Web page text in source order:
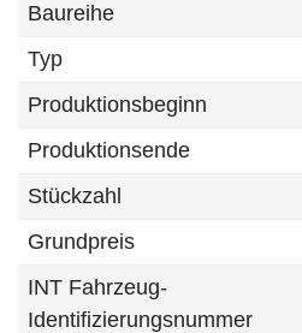
Baureihe
Typ
Produktionsbeginn
Produktionsende
Stückzahl
Grundpreis
INT Fahrzeug-
Identifizierungsnummer